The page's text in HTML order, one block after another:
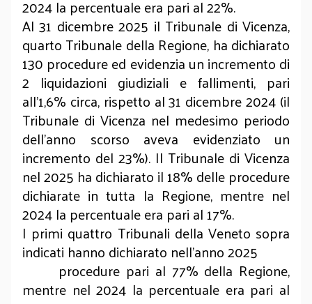
2024 la percentuale era pari al 22%.
Al 31 dicembre 2025 il Tribunale di Vicenza,
quarto Tribunale della Regione, ha dichiarato
130 procedure ed evidenzia un incremento di
2 liquidazioni giudiziali e fallimenti, pari
all’1,6% circa, rispetto al 31 dicembre 2024 (il
Tribunale di Vicenza nel medesimo periodo
dell’anno scorso aveva evidenziato un
incremento del 23%). Il Tribunale di Vicenza
nel 2025 ha dichiarato il 18% delle procedure
dichiarate in tutta la Regione, mentre nel
2024 la percentuale era pari al 17%.
I primi quattro Tribunali della Veneto sopra
indicati hanno dichiarato nell’anno 2025
procedure pari al 77% della Regione,
mentre nel 2024 la percentuale era pari al